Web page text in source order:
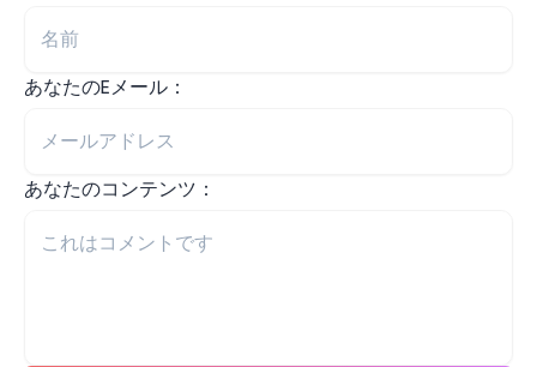
あなたのEメール：
あなたのコンテンツ：